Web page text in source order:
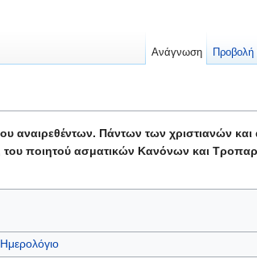
Πάντων των χριστιανών και
του ποιητού ασματικών Κανόνων και
Ημερολόγιο
Ανάγνωση Προβολή